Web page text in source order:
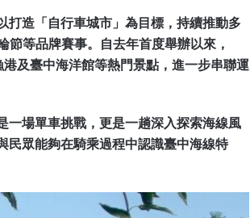
打造「自行車城市」為目標，持續推動多
等品牌賽事。自去年首度舉辦以來，
及臺中海洋館等熱門景點，進一步串聯運
一場單車挑戰，更是一趟深入探索海線風
民眾能夠在騎乘過程中認識臺中海線特